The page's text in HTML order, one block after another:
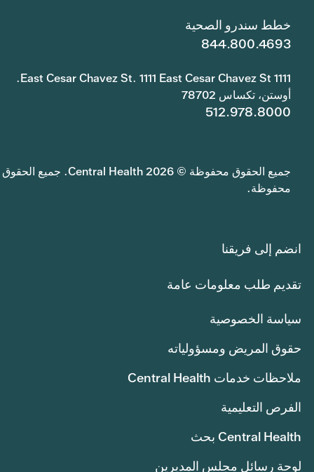
خطط سندرو الصحية
844.800.4693
1111 East Cesar Chavez St. 1111 East Cesar Chavez St.
أوستن، تكساس 78702
512.978.8000
جميع الحقوق محفوظة © 2026 Central Health. جميع الحقوق
محفوظة.
انضم إلى فريقنا
تقديم طلب معلومات عامة
سياسة الخصوصية
حقوق المريض ومسؤولياته
ملاحظات خدمات Central Health
الفرص التعليمية
Central Health بحث
لوحة رسائل مجلس المديرين